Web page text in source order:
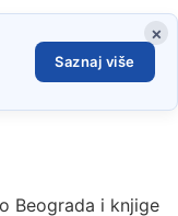
×
Saznaj više
Beograda i knjige